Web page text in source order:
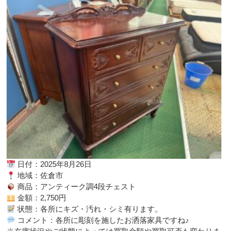
日付：2025年8月26日
地域：佐倉市
商品：アンティーク調4段チェスト
金額：2,750円
状態：各所にキズ・汚れ・シミ有ります。
コメント：各所に彫刻を施したお洒落家具ですね♪